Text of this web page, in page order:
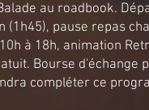
au roadbook.
(1h45), pause repas
à 18h, animation
Bourse d'échange
compléter ce